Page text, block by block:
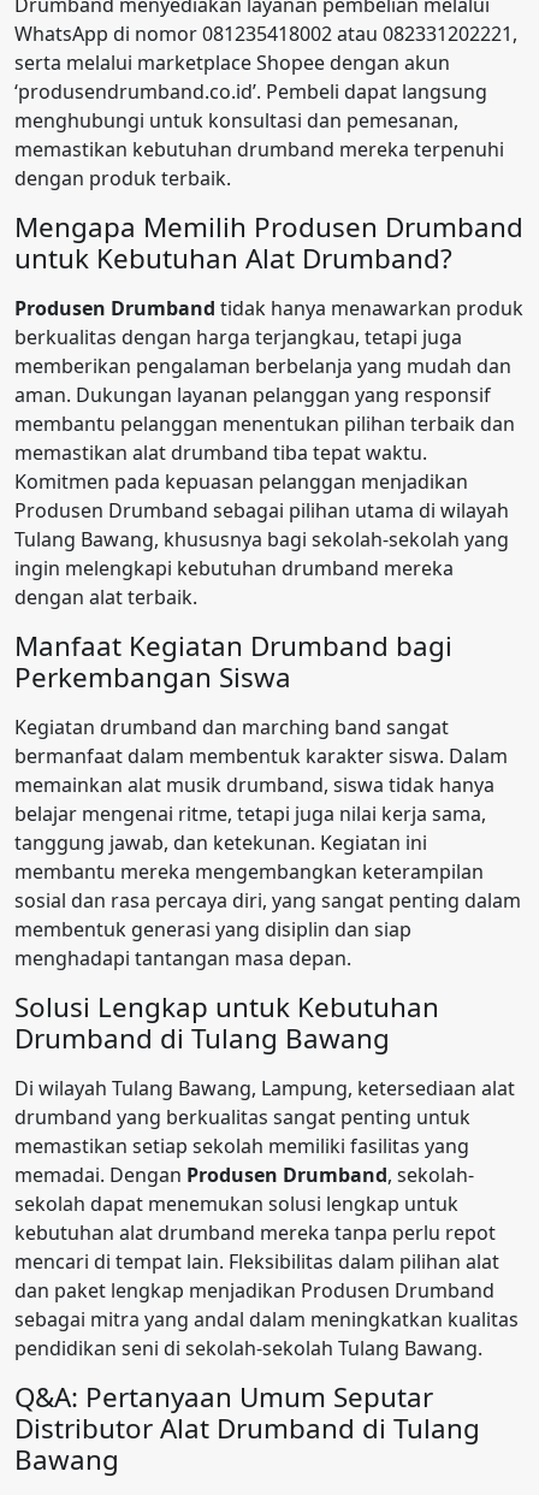
WhatsApp di nomor 081235418002 atau 082331202221,
serta melalui marketplace Shopee dengan akun
‘produsendrumband.co.id’. Pembeli dapat langsung
menghubungi untuk konsultasi dan pemesanan,
memastikan kebutuhan drumband mereka terpenuhi
dengan produk terbaik.
Mengapa Memilih Produsen Drumband
untuk Kebutuhan Alat Drumband?
Produsen Drumband tidak hanya menawarkan produk
berkualitas dengan harga terjangkau, tetapi juga
memberikan pengalaman berbelanja yang mudah dan
aman. Dukungan layanan pelanggan yang responsif
membantu pelanggan menentukan pilihan terbaik dan
memastikan alat drumband tiba tepat waktu.
Komitmen pada kepuasan pelanggan menjadikan
Produsen Drumband sebagai pilihan utama di wilayah
Tulang Bawang, khususnya bagi sekolah-sekolah yang
ingin melengkapi kebutuhan drumband mereka
dengan alat terbaik.
Manfaat Kegiatan Drumband bagi
Perkembangan Siswa
Kegiatan drumband dan marching band sangat
bermanfaat dalam membentuk karakter siswa. Dalam
memainkan alat musik drumband, siswa tidak hanya
belajar mengenai ritme, tetapi juga nilai kerja sama,
tanggung jawab, dan ketekunan. Kegiatan ini
membantu mereka mengembangkan keterampilan
sosial dan rasa percaya diri, yang sangat penting dalam
membentuk generasi yang disiplin dan siap
menghadapi tantangan masa depan.
Solusi Lengkap untuk Kebutuhan
Drumband di Tulang Bawang
Di wilayah Tulang Bawang, Lampung, ketersediaan alat
drumband yang berkualitas sangat penting untuk
memastikan setiap sekolah memiliki fasilitas yang
memadai. Dengan Produsen Drumband, sekolah-
sekolah dapat menemukan solusi lengkap untuk
kebutuhan alat drumband mereka tanpa perlu repot
mencari di tempat lain. Fleksibilitas dalam pilihan alat
dan paket lengkap menjadikan Produsen Drumband
sebagai mitra yang andal dalam meningkatkan kualitas
pendidikan seni di sekolah-sekolah Tulang Bawang.
Q&A: Pertanyaan Umum Seputar
Distributor Alat Drumband di Tulang
Bawang